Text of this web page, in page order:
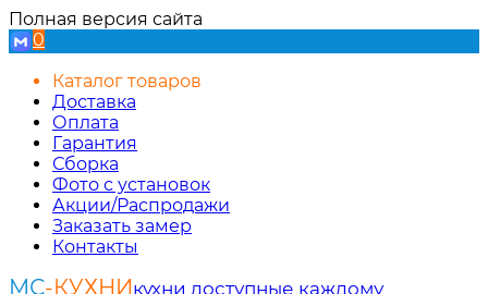
Полная версия сайта
0
Каталог товаров
Доставка
Оплата
Гарантия
Сборка
Фото с установок
Акции/Распродажи
Заказать замер
Контакты
МС-КУХНИкухни доступные каждому